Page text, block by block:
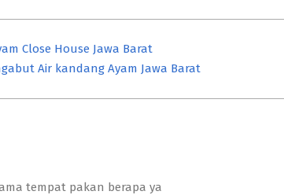
Close House Jawa Barat
Air kandang Ayam Jawa Barat
tempat pakan berapa ya